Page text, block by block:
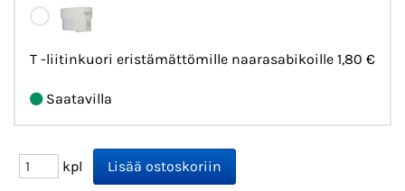
T -liitinkuori eristämättömille naarasabikoille 1,80 €
Saatavilla
kpl